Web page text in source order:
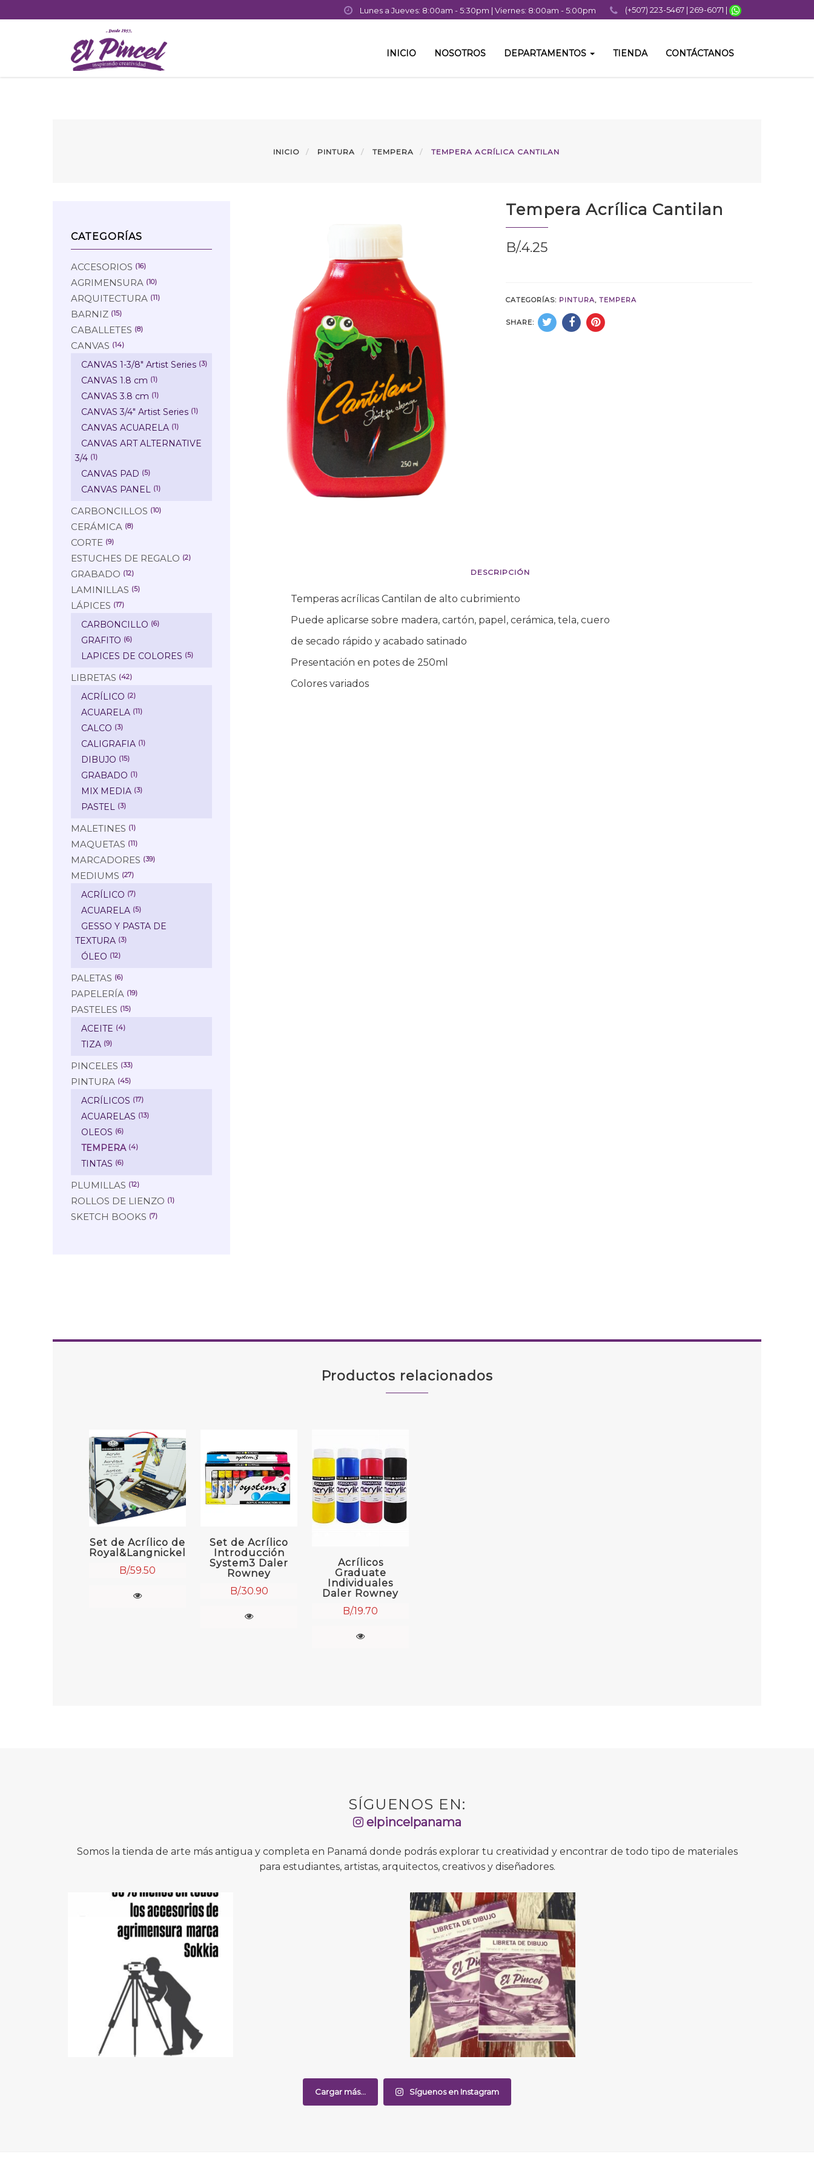
to
Lunes a Jueves: 8:00am - 5:30pm | Viernes: 8:00am - 5:00pm (+507) 223-5467 | 269-6071 |
INICIO NOSOTROS DEPARTAMENTOS TIENDA CONTÁCTANOS
INICIO PINTURA TEMPERA TEMPERA ACRÍLICA CANTILAN
Tempera Acrílica Cantilan
B/.4.25
CATEGORÍAS: PINTURA,TEMPERA
SHARE:
DESCRIPCIÓN
Temperas acrílicas Cantilan de alto cubrimiento
Puede aplicarse sobre madera, cartón, papel, cerámica, tela, cuero
de secado rápido y acabado satinado
Presentación en potes de 250ml
Colores variados
CATEGORÍAS
ACCESORIOS (16)
AGRIMENSURA (10)
ARQUITECTURA (11)
BARNIZ (15)
CABALLETES (8)
CANVAS (14)
CANVAS 1-3/8" Artist Series (3)
CANVAS 1.8 cm (1)
CANVAS 3.8 cm (1)
CANVAS 3/4" Artist Series (1)
CANVAS ACUARELA (1)
CANVAS ART ALTERNATIVE
3/4 (1)
CANVAS PAD (5)
CANVAS PANEL (1)
CARBONCILLOS (10)
CERÁMICA (8)
CORTE (9)
ESTUCHES DE REGALO (2)
GRABADO (12)
LAMINILLAS (5)
LÁPICES (17)
CARBONCILLO (6)
GRAFITO (6)
LAPICES DE COLORES (5)
LIBRETAS (42)
ACRÍLICO (2)
ACUARELA (11)
CALCO (3)
CALIGRAFIA (1)
DIBUJO (15)
GRABADO (1)
MIX MEDIA (3)
PASTEL (3)
MALETINES (1)
MAQUETAS (11)
MARCADORES (39)
MEDIUMS (27)
ACRÍLICO (7)
ACUARELA (5)
GESSO Y PASTA DE
TEXTURA (3)
ÓLEO (12)
PALETAS (6)
PAPELERÍA (19)
PASTELES (15)
ACEITE (4)
TIZA (9)
PINCELES (33)
PINTURA (45)
ACRÍLICOS (17)
ACUARELAS (13)
OLEOS (6)
TEMPERA (4)
TINTAS (6)
PLUMILLAS (12)
ROLLOS DE LIENZO (1)
SKETCH BOOKS (7)
Productos relacionados
Set de Acrílico de
Royal&Langnickel
B/.59.50
Set de Acrílico
Introducción
System3 Daler
Rowney
B/.30.90
Acrílicos
Graduate
Individuales
Daler Rowney
B/.19.70
SÍGUENOS EN:
elpincelpanama
Somos la tienda de arte más antigua y completa en Panamá donde podrás explorar tu creatividad y encontrar de todo tipo de materiales
para estudiantes, artistas, arquitectos, creativos y diseñadores.
Cargar más... Síguenos en Instagram